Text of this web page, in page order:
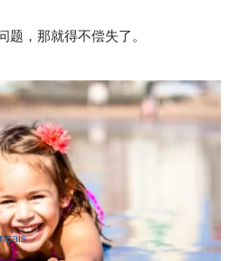
题，那就得不偿失了。